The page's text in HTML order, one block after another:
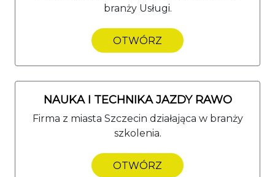
branży Usługi.
OTWÓRZ
NAUKA I TECHNIKA JAZDY RAWO
Firma z miasta Szczecin działająca w branży
szkolenia.
OTWÓRZ